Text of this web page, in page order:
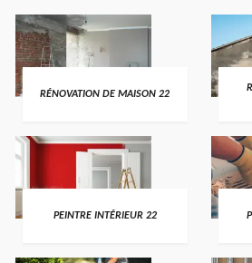
RÉNOVATION DE MAISON 22
PEINTRE INTÉRIEUR 22